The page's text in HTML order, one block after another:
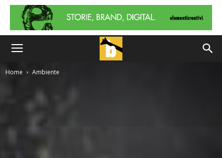
Home Ambiente